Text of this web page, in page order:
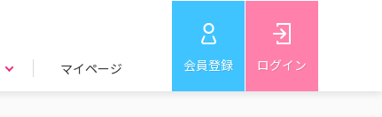
マイページ 会員登録 ログイン